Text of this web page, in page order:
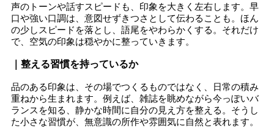
声のトーンや話すスピードも、印象を大きく左右します。早
口や強い口調は、意図せずきつさとして伝わることも。ほん
の少しスピードを落とし、語尾をやわらかくする。それだけ
で、空気の印象は穏やかに整っていきます。
｜整える習慣を持っているか
品のある印象は、その場でつくるものではなく、日常の積み
重ねから生まれます。例えば、雑誌を眺めながら今っぽいバ
ランスを知る、静かな時間に自分の見え方を整える。そうし
た小さな習慣が、無意識の所作や雰囲気に自然と表れます。